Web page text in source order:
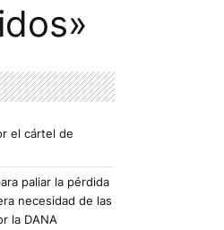
el cártel de
paliar la pérdida
necesidad de las
la DANA